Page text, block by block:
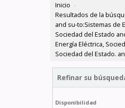
Inicio ›
Resultados de la
and su-to:Sistemas de
Sociedad del Estado
Energía Eléctrica,
Sociedad del Estado.
Refinar su
Disponibilidad